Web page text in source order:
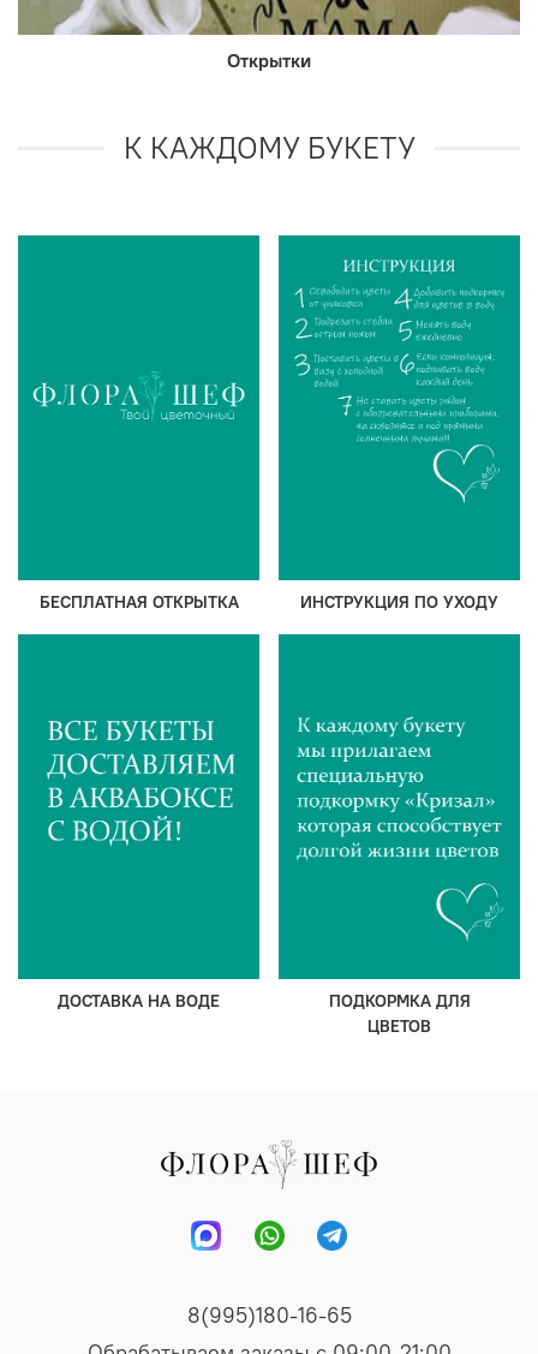
Открытки
К КАЖДОМУ БУКЕТУ
БЕСПЛАТНАЯ ОТКРЫТКА ИНСТРУКЦИЯ ПО УХОДУ
ДОСТАВКА НА ВОДЕ
ПОДКОРМКА ДЛЯ
ЦВЕТОВ
8(995)180-16-65